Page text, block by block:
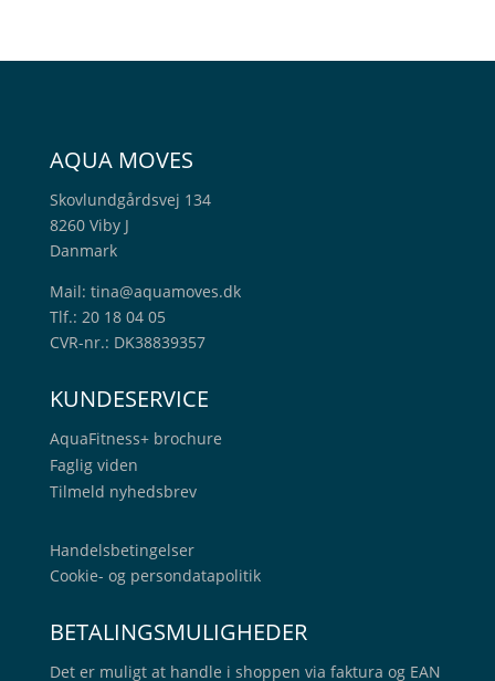
AQUA MOVES
Skovlundgårdsvej 134
8260 Viby J
Danmark
Mail: tina@aquamoves.dk
Tlf.: 20 18 04 05
CVR-nr.: DK38839357
KUNDESERVICE
AquaFitness+ brochure
Faglig viden
Tilmeld nyhedsbrev
Handelsbetingelser
Cookie- og persondatapolitik
BETALINGSMULIGHEDER
Det er muligt at handle i shoppen via faktura og EAN